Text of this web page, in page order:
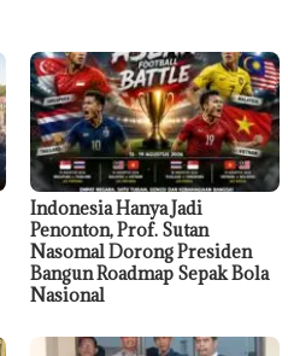
Indonesia Hanya Jadi
Penonton, Prof. Sutan
Nasomal Dorong Presiden
Bangun Roadmap Sepak Bola
Nasional